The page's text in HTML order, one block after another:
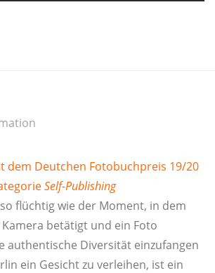
dem Deut­chen Foto­buch­preis 19/20
Self-Publi­shing
flüch­tig wie der Moment, in dem
betä­tigt und ein Foto
authen­ti­sche Diver­si­tät ein­zu­fan­gen
ein Gesicht zu ver­lei­hen, ist ein